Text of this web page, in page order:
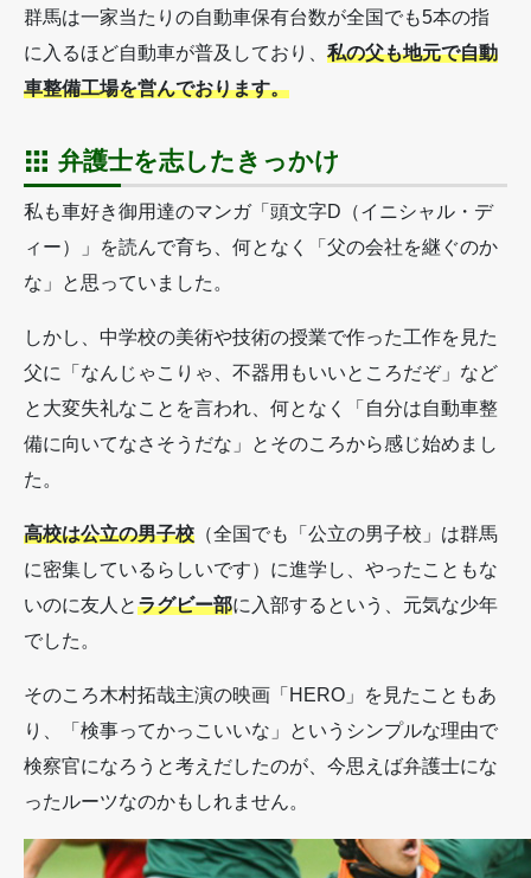
群馬は一家当たりの自動車保有台数が全国でも5本の指
に入るほど自動車が普及しており、 私の父も地元で自動
車整備工場を営んでおります。
弁護士を志したきっかけ
私も車好き御用達のマンガ「頭文字D（イニシャル・デ
ィー）」を読んで育ち、何となく「父の会社を継ぐのか
な」と思っていました。
しかし、中学校の美術や技術の授業で作った工作を見た
父に「なんじゃこりゃ、不器用もいいところだぞ」など
と大変失礼なことを言われ、何となく「自分は自動車整
備に向いてなさそうだな」とそのころから感じ始めまし
た。
高校は公立の男子校 （全国でも「公立の男子校」は群馬
に密集しているらしいです）に進学し、やったこともな
いのに友人とラグビー部に入部するという、元気な少年
でした。
そのころ木村拓哉主演の映画「HERO」を見たこともあ
り、「検事ってかっこいいな」というシンプルな理由で
検察官になろうと考えだしたのが、今思えば弁護士にな
ったルーツなのかもしれません。